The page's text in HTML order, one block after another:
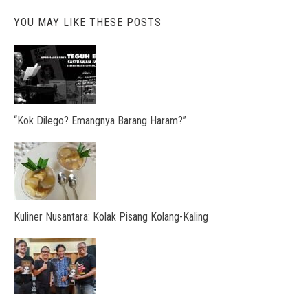
YOU MAY LIKE THESE POSTS
“Kok Dilego? Emangnya Barang Haram?”
Kuliner Nusantara: Kolak Pisang Kolang-Kaling